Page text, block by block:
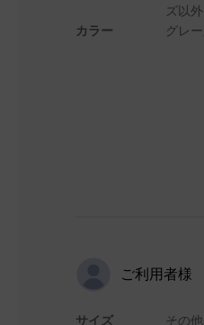
カラー
ズ以外
グレ
ご利用者様
サイズ
その